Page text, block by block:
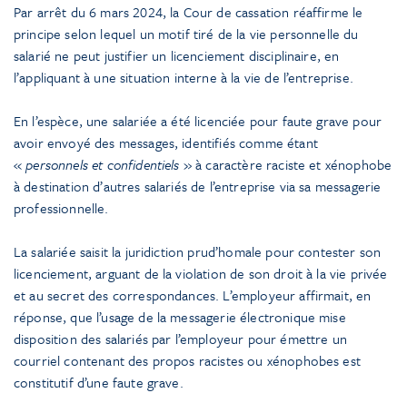
Par arrêt du 6 mars 2024, la Cour de cassation réaffirme le
principe selon lequel un motif tiré de la vie personnelle du
salarié ne peut justifier un licenciement disciplinaire, en
l’appliquant à une situation interne à la vie de l’entreprise.
En l’espèce, une salariée a été licenciée pour faute grave pour
avoir envoyé des messages, identifiés comme étant
«personnels et confidentiels » à caractère raciste et xénophobe
à destination d’autres salariés de l’entreprise via sa messagerie
professionnelle.
La salariée saisit la juridiction prud’homale pour contester son
licenciement, arguant de la violation de son droit à la vie privée
et au secret des correspondances. L’employeur affirmait, en
réponse, que l’usage de la messagerie électronique mise
disposition des salariés par l’employeur pour émettre un
courriel contenant des propos racistes ou xénophobes est
constitutif d’une faute grave.